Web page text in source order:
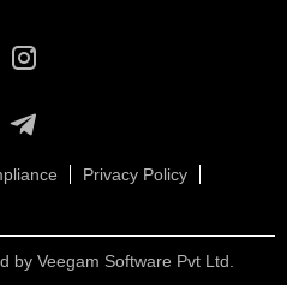
Privacy Policy
by Veegam Software Pvt Ltd.